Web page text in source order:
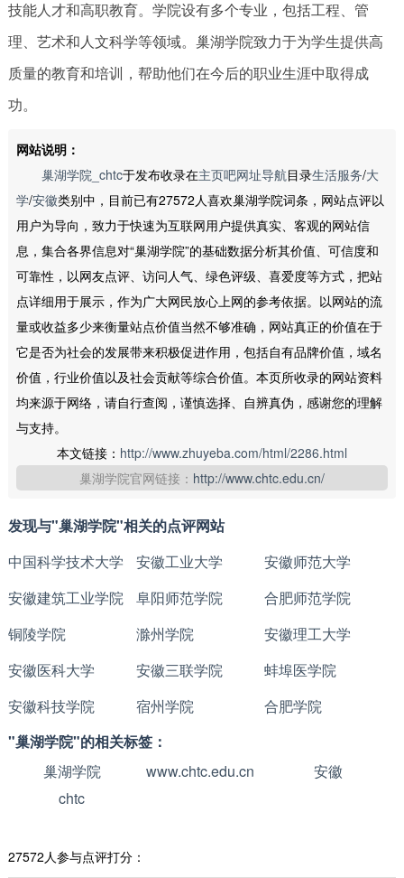
技能人才和高职教育。学院设有多个专业，包括工程、管
理、艺术和人文科学等领域。巢湖学院致力于为学生提供高
质量的教育和培训，帮助他们在今后的职业生涯中取得成
功。
网站说明：
巢湖学院_chtc于发布收录在主页吧网址导航目录生活服务/大
学/安徽类别中，目前已有27572人喜欢巢湖学院词条，网站点评以
用户为导向，致力于快速为互联网用户提供真实、客观的网站信
息，集合各界信息对“巢湖学院”的基础数据分析其价值、可信度和
可靠性，以网友点评、访问人气、绿色评级、喜爱度等方式，把站
点详细用于展示，作为广大网民放心上网的参考依据。以网站的流
量或收益多少来衡量站点价值当然不够准确，网站真正的价值在于
它是否为社会的发展带来积极促进作用，包括自有品牌价值，域名
价值，行业价值以及社会贡献等综合价值。本页所收录的网站资料
均来源于网络，请自行查阅，谨慎选择、自辨真伪，感谢您的理解
与支持。
本文链接： http://www.zhuyeba.com/html/2286.html
巢湖学院官网链接： http://www.chtc.edu.cn/
发现与"巢湖学院"相关的点评网站
中国科学技术大学
安徽工业大学
安徽师范大学
安徽建筑工业学院
阜阳师范学院
合肥师范学院
铜陵学院
滁州学院
安徽理工大学
安徽医科大学
安徽三联学院
蚌埠医学院
安徽科技学院
宿州学院
合肥学院
"巢湖学院"的相关标签：
巢湖学院
www.chtc.edu.cn
安徽
chtc
27572人参与点评打分：